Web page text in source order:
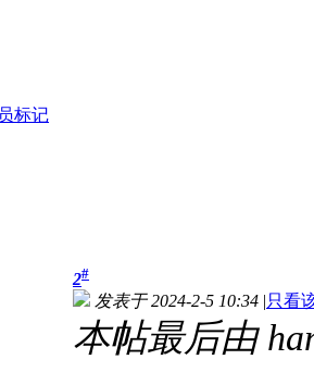
2#
发表于 2024-2-5 10:34 |只看
本帖最后由